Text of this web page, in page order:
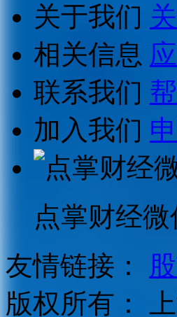
关于我们
相关信息
联系我们
加入我们
点掌财经
友情链接：
版权所有：